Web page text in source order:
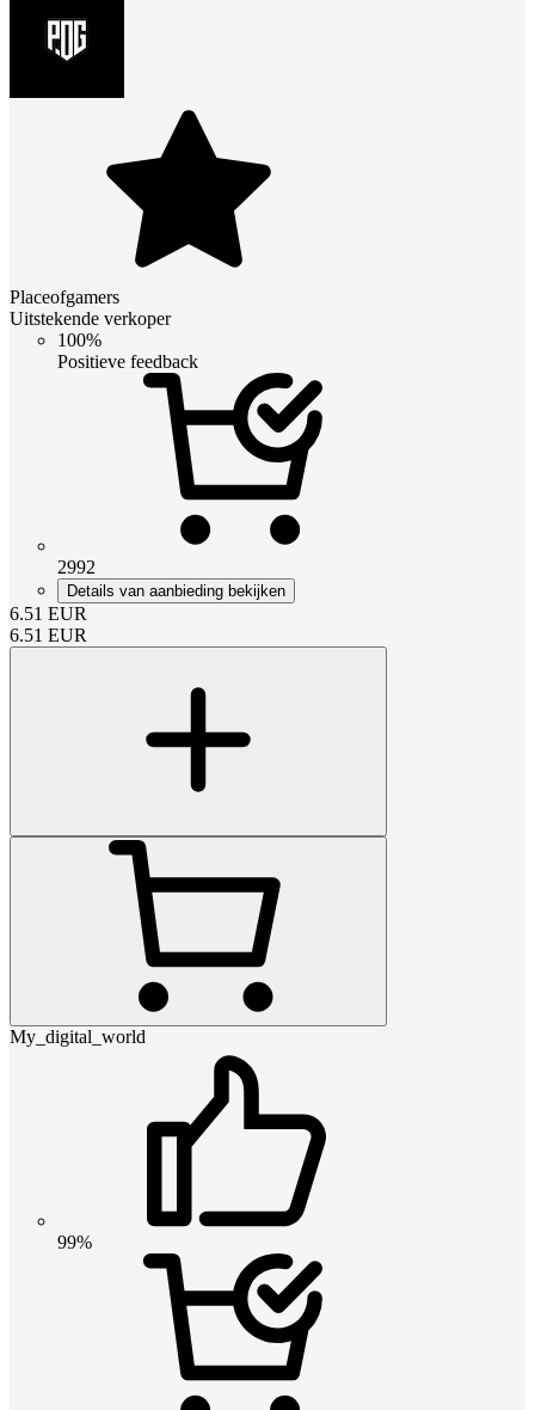
Placeofgamers
Uitstekende verkoper
100%
Positieve feedback
2992
Details van aanbieding bekijken
6.51 EUR
6.51 EUR
My_digital_world
99%